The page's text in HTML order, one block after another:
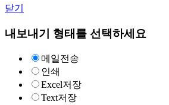
닫기
내보내기 형태를 선택하세요
메일전송
인쇄
Excel저장
Text저장